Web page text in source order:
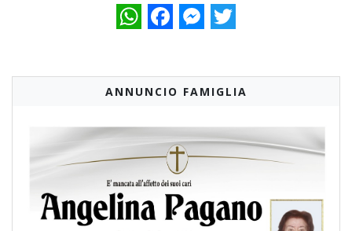
WhatsAppFacebookMessenger
Twitter
ANNUNCIO FAMIGLIA